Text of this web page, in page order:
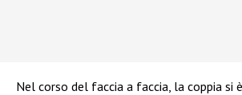
Nel corso del faccia a faccia, la coppia si